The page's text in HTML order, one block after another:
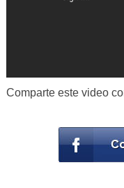
Comparte este video